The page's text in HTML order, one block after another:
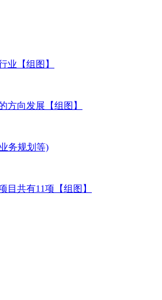
业【组图】
方向发展【组图】
务规划等)
共有11项【组图】